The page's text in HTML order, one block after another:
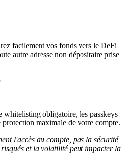
facilement vos fonds vers le DeFi
autre adresse non dépositaire prise
whitelisting obligatoire, les passkeys
protection maximale de votre compte.
l'accès au compte, pas la sécurité
et la volatilité peut impacter la